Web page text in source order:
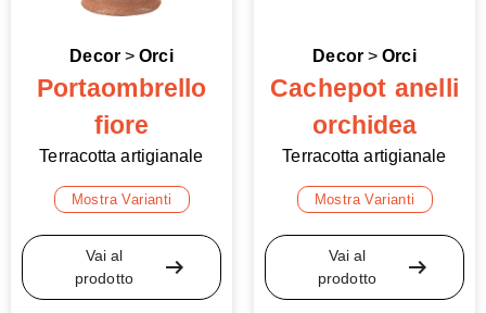
Decor>Orci
Portaombrello
fiore
Terracotta artigianale
Mostra Varianti
Vai al
prodotto
arrow_right_alt
Decor>Orci
Cachepot anelli
orchidea
Terracotta artigianale
Mostra Varianti
Vai al
prodotto
arrow_right_alt